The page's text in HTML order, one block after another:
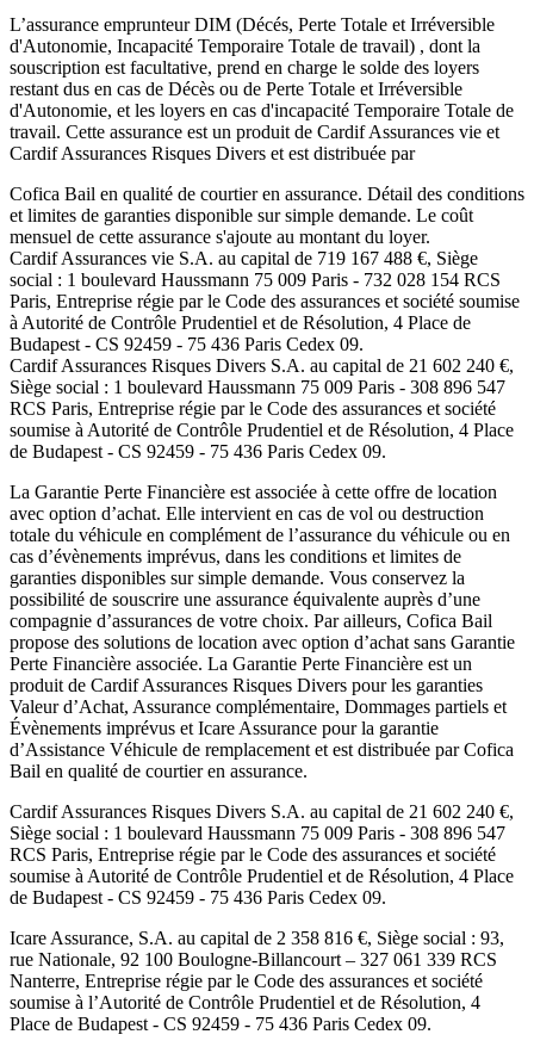
L’assurance emprunteurDIM (Décés, Perte Totale et Irréversible
d'Autonomie, Incapacité Temporaire Totale de travail) , dont la
souscription est facultative, prend en charge le solde des loyers
restant dus en cas de Décès ou de Perte Totale et Irréversible
d'Autonomie, et les loyers en cas d'incapacité Temporaire Totale de
travail. Cette assurance est un produit de Cardif Assurances vie et
Cardif Assurances Risques Divers et est distribuée par
Cofica Bail en qualité de courtier en assurance. Détail des conditions
et limites de garanties disponible sur simple demande. Le coût
mensuel de cette assurance s'ajoute au montant du loyer.
Cardif Assurances vie S.A. au capital de 719 167 488 €, Siège
social : 1 boulevard Haussmann 75 009 Paris - 732 028 154 RCS
Paris, Entreprise régie par le Code des assurances et société soumise
à Autorité de Contrôle Prudentiel et de Résolution, 4 Place de
Budapest - CS 92459 - 75 436 Paris Cedex 09.
Cardif Assurances Risques Divers S.A. au capital de 21 602 240 €,
Siège social : 1 boulevard Haussmann 75 009 Paris - 308 896 547
RCS Paris, Entreprise régie par le Code des assurances et société
soumise à Autorité de Contrôle Prudentiel et de Résolution, 4 Place
de Budapest - CS 92459 - 75 436 Paris Cedex 09.
La Garantie Perte Financière est associée à cette offre de location
avec option d’achat. Elle intervient en cas de vol ou destruction
totale du véhicule en complément de l’assurance du véhicule ou en
cas d’évènements imprévus, dans les conditions et limites de
garanties disponibles sur simple demande. Vous conservez la
possibilité de souscrire une assurance équivalente auprès d’une
compagnie d’assurances de votre choix. Par ailleurs, Cofica Bail
propose des solutions de location avec option d’achat sans Garantie
Perte Financière associée. La Garantie Perte Financière est un
produit de Cardif Assurances Risques Divers pour les garanties
Valeur d’Achat, Assurance complémentaire, Dommages partiels et
Évènements imprévus et Icare Assurance pour la garantie
d’Assistance Véhicule de remplacement et est distribuée parCofica
Bail en qualité de courtier en assurance.
Cardif Assurances Risques Divers S.A. au capital de 21 602 240 €,
Siège social : 1 boulevard Haussmann 75 009 Paris - 308 896 547
RCS Paris, Entreprise régie par le Code des assurances et société
soumise à Autorité de Contrôle Prudentiel et de Résolution, 4 Place
de Budapest - CS 92459 - 75 436 Paris Cedex 09.
Icare Assurance, S.A. au capital de 2 358 816 €, Siège social : 93,
rue Nationale, 92 100 Boulogne-Billancourt – 327 061 339 RCS
Nanterre, Entreprise régie par le Code des assurances et société
soumise à l’Autorité de Contrôle Prudentiel et de Résolution, 4
Place de Budapest - CS 92459 - 75 436 Paris Cedex 09.